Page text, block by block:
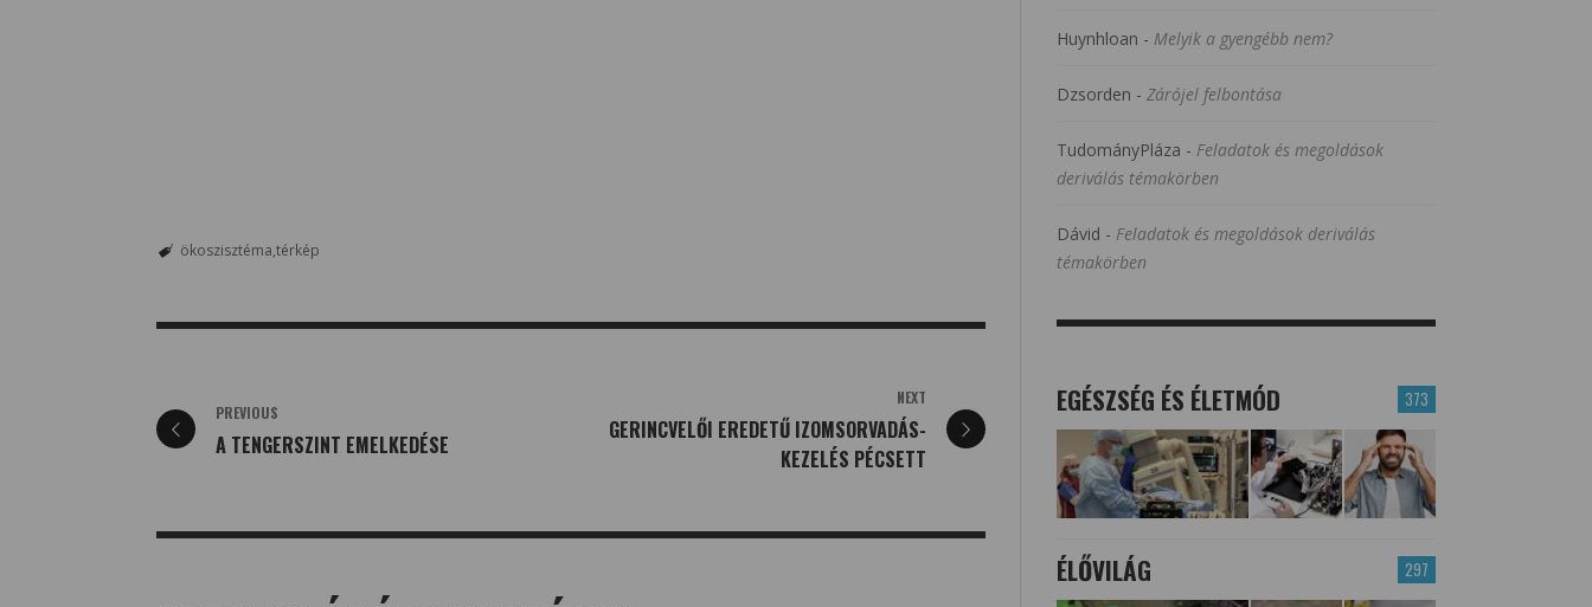
ökoszisztéma térkép
PREVIOUS
A TENGERSZINT EMELKEDÉSE
NEXT
GERINCVELŐI EREDETŰ IZOMSORVADÁS-
KEZELÉS PÉCSETT
Huynhloan - Melyik a gyengébb nem?
Dzsorden - Zárójel felbontása
TudományPláza - Feladatok és megoldások
deriválás témakörben
Dávid - Feladatok és megoldások deriválás
témakörben
373
EGÉSZSÉG ÉS ÉLETMÓD
297
ÉLŐVILÁG